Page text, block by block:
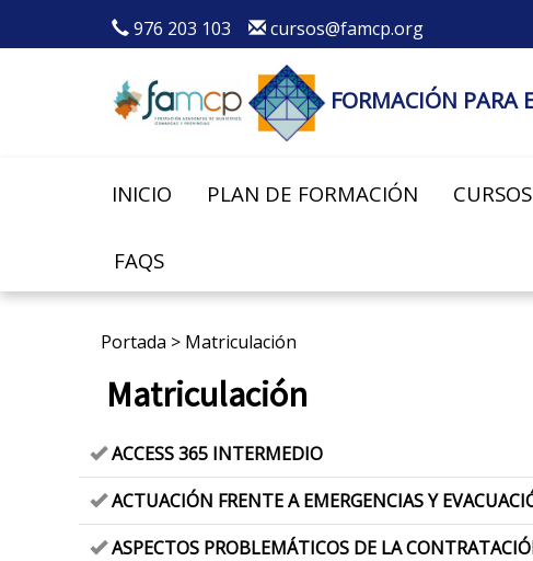
976 203 103 cursos@famcp.org
FORMACIÓN PARA
INICIO PLAN DE FORMACIÓN
FAQS
Portada > Matriculación
Matriculación
ACCESS 365 INTERMEDIO
ACTUACIÓN FRENTE A EMERGENCIAS Y
ASPECTOS PROBLEMÁTICOS DE LA